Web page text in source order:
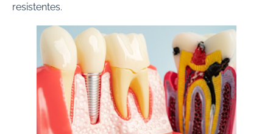
resistentes.